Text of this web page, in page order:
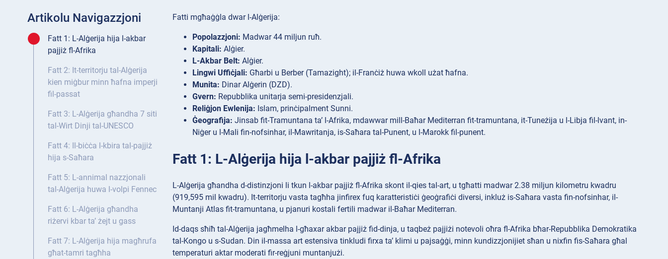
Artikolu Navigazzjoni
Fatt 1: L-Alġerija hija l-akbar
pajjiż fl-Afrika
Fatt 2: It-territorju tal-Alġerija
kien miġbur minn ħafna imperji
fil-passat
Fatt 3: L-Alġerija għandha 7 siti
tal-Wirt Dinji tal-UNESCO
Fatt 4: Il-biċċa l-kbira tal-pajjiż
hija s-Saħara
Fatt 5: L-annimal nazzjonali
tal-Alġerija huwa l-volpi Fennec
Fatt 6: L-Alġerija għandha
riżervi kbar ta’ żejt u gass
Fatt 7: L-Alġerija hija magħrufa
għat-tamri tagħha
Fatti mgħaġġla dwar l-Alġerija:
Popolazzjoni: Madwar 44 miljun ruħ.
Kapitali: Alġier.
L-Akbar Belt: Alġier.
Lingwi Uffiċjali: Għarbi u Berber (Tamazight); il-Franċiż huwa wkoll użat ħafna.
Munita: Dinar Alġerin (DZD).
Gvern: Repubblika unitarja semi-presidenzjali.
Reliġjon Ewlenija: Islam, prinċipalment Sunni.
Ġeografija: Jinsab fit-Tramuntana ta’ l-Afrika, mdawwar mill-Baħar Mediterran fit-tramuntana, it-Tuneżija u l-Libja fil-lvant, in-
Niġer u l-Mali fin-nofsinhar, il-Mawritanja, is-Saħara tal-Punent, u l-Marokk fil-punent.
Fatt 1: L-Alġerija hija l-akbar pajjiż fl-Afrika
L-Alġerija għandha d-distinzjoni li tkun l-akbar pajjiż fl-Afrika skont il-qies tal-art, u tgħatti madwar 2.38 miljun kilometru kwadru
(919,595 mil kwadru). It-territorju vasta tagħha jinfirex fuq karatteristiċi ġeoġrafiċi diversi, inkluż is-Saħara vasta fin-nofsinhar, il-
Muntanji Atlas fit-tramuntana, u pjanuri kostali fertili madwar il-Baħar Mediterran.
Id-daqs sħiħ tal-Alġerija jagħmelha l-għaxar akbar pajjiż fid-dinja, u taqbeż pajjiżi notevoli oħra fl-Afrika bħar-Repubblika Demokratika
tal-Kongo u s-Sudan. Din il-massa art estensiva tinkludi firxa ta’ klimi u pajsaġġi, minn kundizzjonijiet sħan u nixfin fis-Saħara għal
temperaturi aktar moderati fir-reġjuni muntanjużi.